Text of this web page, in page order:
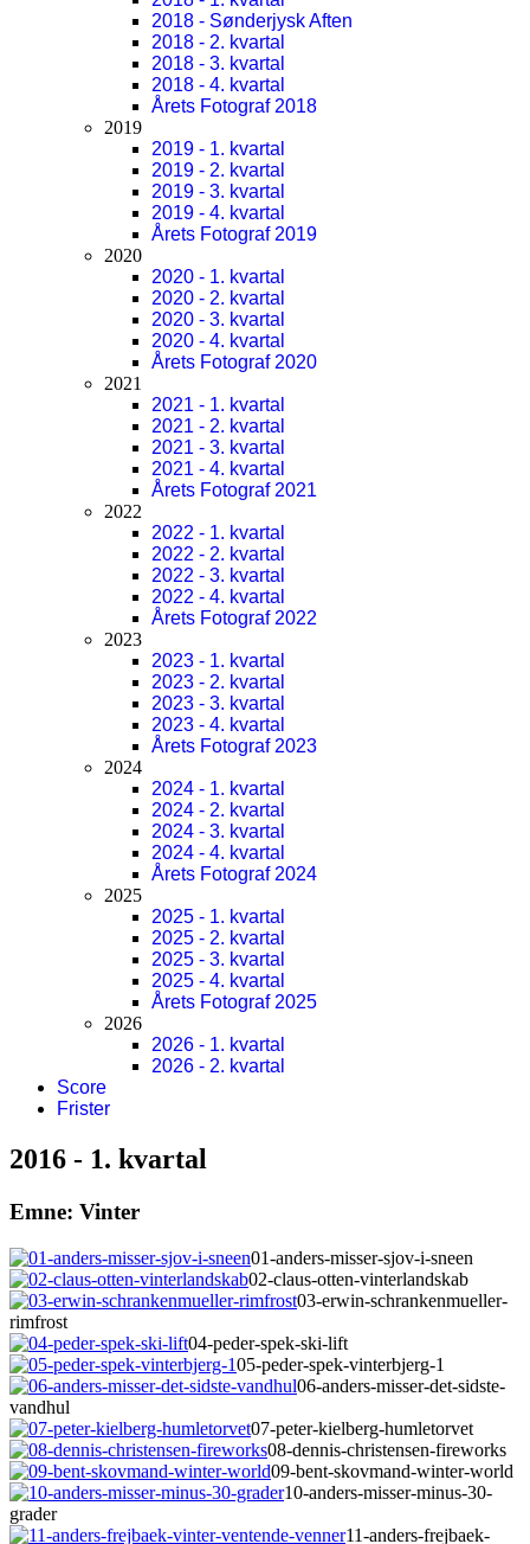
2018 - Sønderjysk Aften
2018 - 2. kvartal
2018 - 3. kvartal
2018 - 4. kvartal
Årets Fotograf 2018
2019
2019 - 1. kvartal
2019 - 2. kvartal
2019 - 3. kvartal
2019 - 4. kvartal
Årets Fotograf 2019
2020
2020 - 1. kvartal
2020 - 2. kvartal
2020 - 3. kvartal
2020 - 4. kvartal
Årets Fotograf 2020
2021
2021 - 1. kvartal
2021 - 2. kvartal
2021 - 3. kvartal
2021 - 4. kvartal
Årets Fotograf 2021
2022
2022 - 1. kvartal
2022 - 2. kvartal
2022 - 3. kvartal
2022 - 4. kvartal
Årets Fotograf 2022
2023
2023 - 1. kvartal
2023 - 2. kvartal
2023 - 3. kvartal
2023 - 4. kvartal
Årets Fotograf 2023
2024
2024 - 1. kvartal
2024 - 2. kvartal
2024 - 3. kvartal
2024 - 4. kvartal
Årets Fotograf 2024
2025
2025 - 1. kvartal
2025 - 2. kvartal
2025 - 3. kvartal
2025 - 4. kvartal
Årets Fotograf 2025
2026
2026 - 1. kvartal
2026 - 2. kvartal
Score
Frister
2016 - 1. kvartal
Emne: Vinter
01-anders-misser-sjov-i-sneen
02-claus-otten-vinterlandskab
03-erwin-schrankenmueller-
rimfrost
04-peder-spek-ski-lift
05-peder-spek-vinterbjerg-1
06-anders-misser-det-sidste-
vandhul
07-peter-kielberg-humletorvet
08-dennis-christensen-fireworks
09-bent-skovmand-winter-world
10-anders-misser-minus-30-
grader
11-anders-frejbaek-